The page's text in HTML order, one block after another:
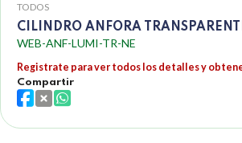
TODOS
CILINDRO ANFORA
WEB-ANF-LUMI-TR-NE
Registrate para ver todos los detalles y
Compartir